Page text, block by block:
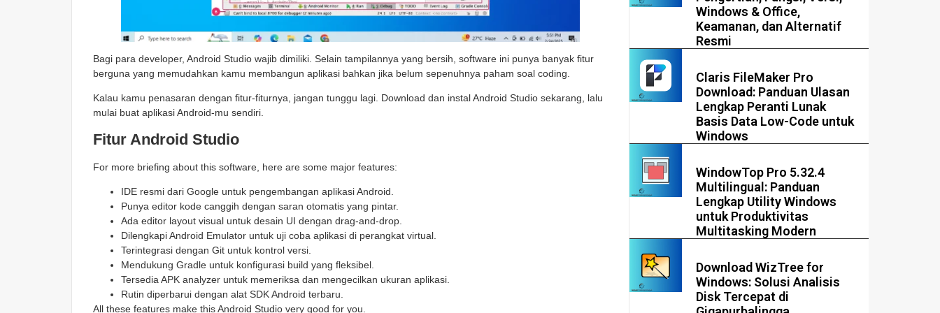
Bagi para developer, Android Studio wajib dimiliki. Selain tampilannya yang bersih, software ini punya banyak fitur
berguna yang memudahkan kamu membangun aplikasi bahkan jika belum sepenuhnya paham soal coding.
Kalau kamu penasaran dengan fitur-fiturnya, jangan tunggu lagi. Download dan instal Android Studio sekarang, lalu
mulai buat aplikasi Android-mu sendiri.
Fitur Android Studio
For more briefing about this software, here are some major features:
IDE resmi dari Google untuk pengembangan aplikasi Android.
Punya editor kode canggih dengan saran otomatis yang pintar.
Ada editor layout visual untuk desain UI dengan drag-and-drop.
Dilengkapi Android Emulator untuk uji coba aplikasi di perangkat virtual.
Terintegrasi dengan Git untuk kontrol versi.
Mendukung Gradle untuk konfigurasi build yang fleksibel.
Tersedia APK analyzer untuk memeriksa dan mengecilkan ukuran aplikasi.
Rutin diperbarui dengan alat SDK Android terbaru.
All these features make this Android Studio very good for you.
Windows & Office,
Keamanan, dan Alternatif
Resmi
Claris FileMaker Pro
Download: Panduan Ulasan
Lengkap Peranti Lunak
Basis Data Low-Code untuk
Windows
WindowTop Pro 5.32.4
Multilingual: Panduan
Lengkap Utility Windows
untuk Produktivitas
Multitasking Modern
Download WizTree for
Windows: Solusi Analisis
Disk Tercepat di